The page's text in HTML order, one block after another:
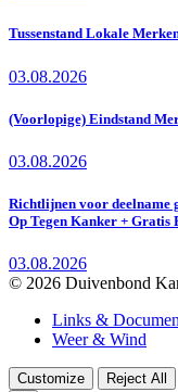
Tussenstand Lokale
03.08.2026
(Voorlopige) Eindstand
03.08.2026
Richtlijnen voor deelname
Op Tegen Kanker + Gratis
03.08.2026
© 2026 Duivenbond
Links &
Weer & Wind
Customize Reject All